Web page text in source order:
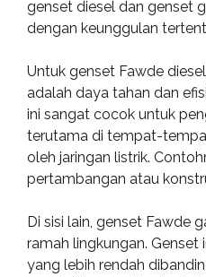
genset diesel dan genset
dengan keunggulan
Untuk genset Fawde
adalah daya tahan dan
ini sangat cocok untuk
terutama di tempat-
oleh jaringan listrik.
pertambangan atau
Di sisi lain, genset Fawde
ramah lingkungan. Genset
yang lebih rendah